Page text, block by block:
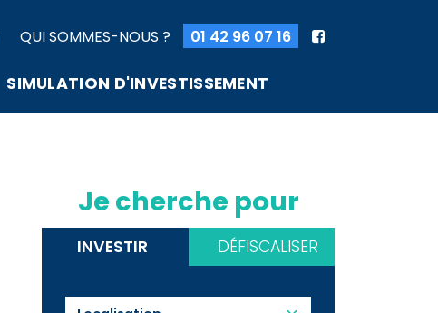
QUI SOMMES-NOUS ? 01 42 96 07 16
SIMULATION D'INVESTISSEMENT
Je cherche pour
INVESTIR DÉFISCALISER